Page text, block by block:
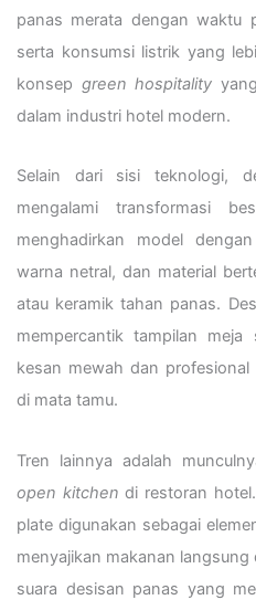
panas merata dengan waktu
serta konsumsi listrik yang
konsep green hospitality
dalam industri hotel modern.
Selain dari sisi teknologi,
mengalami transformasi
menghadirkan model
warna netral, dan material
atau keramik tahan panas.
mempercantik tampilan
kesan mewah dan
di mata tamu.
Tren lainnya adalah
open kitchen di restoran
plate digunakan sebagai
menyajikan makanan
suara desisan panas yang